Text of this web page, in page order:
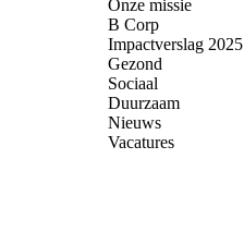
Onze missie
B Corp
Impactverslag 2025
Gezond
Sociaal
Duurzaam
Nieuws
Vacatures